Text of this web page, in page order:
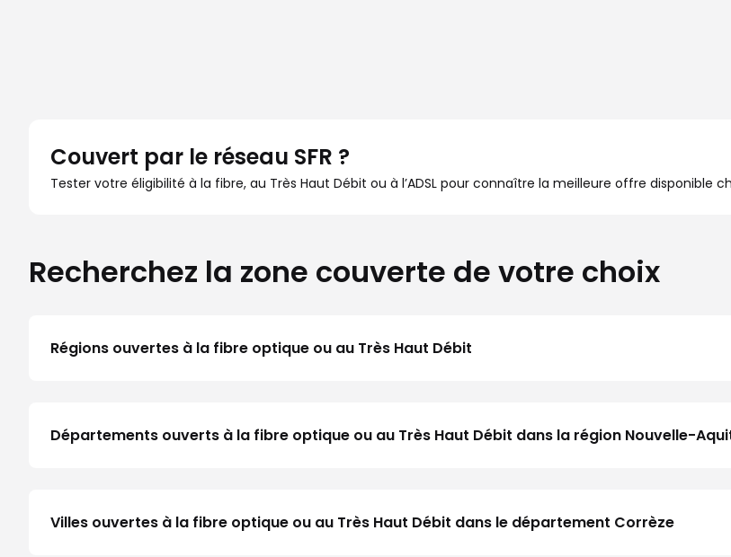
Couvert par le réseau SFR ?
Tester votre éligibilité à la fibre, au Très Haut Débit ou à l’ADSL pour connaître la meilleure offre disponible
Recherchez la zone couverte de votre choix
Régions ouvertes à la fibre optique ou au Très Haut Débit
Départements ouverts à la fibre optique ou au Très Haut Débit dans la région Nouvelle-
Villes ouvertes à la fibre optique ou au Très Haut Débit dans le département Corrèze